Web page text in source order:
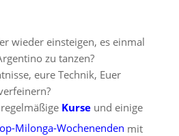
wieder einsteigen, es einmal
zu tanzen?
eure Technik, Euer
Kurseund einige
Milonga-Wochenenden mit